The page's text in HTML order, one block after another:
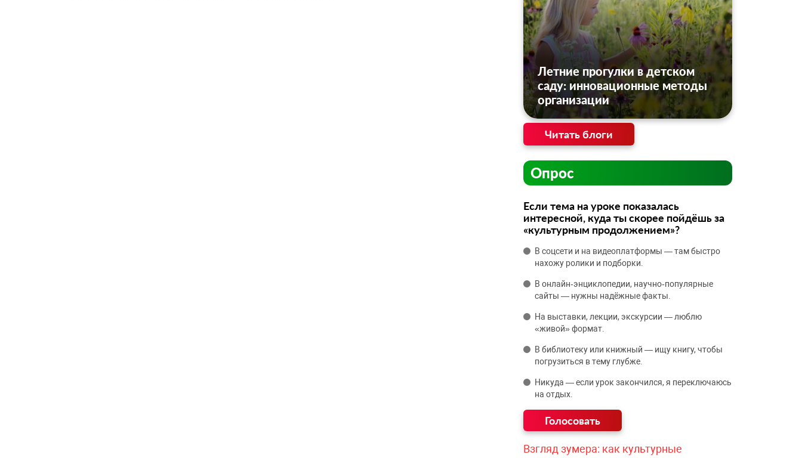
Летние прогулки в детском
саду: инновационные методы
организации
Читать блоги
Опрос
Если тема на уроке показалась
интересной, куда ты скорее пойдёшь за
«культурным продолжением»?
В соцсети и на видеоплатформы — там быстро
нахожу ролики и подборки.
В онлайн‑энциклопедии, научно‑популярные
сайты — нужны надёжные факты.
На выставки, лекции, экскурсии — люблю
«живой» формат.
В библиотеку или книжный — ищу книгу, чтобы
погрузиться в тему глубже.
Никуда — если урок закончился, я переключаюсь
на отдых.
Взгляд зумера: как культурные